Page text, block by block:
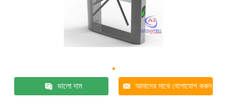
ভালো দাম আমাদের সাথে যোগাযোগ করুন